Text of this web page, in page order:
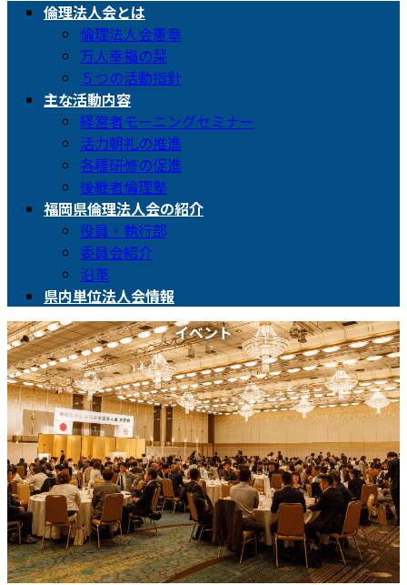
倫理法人会とは
倫理法人会憲章
万人幸福の栞
５つの活動指針
主な活動内容
経営者モーニングセミナー
活力朝礼の推進
各種研修の促進
後継者倫理塾
福岡県倫理法人会の紹介
役員・執行部
委員会紹介
沿革
県内単位法人会情報
イベント